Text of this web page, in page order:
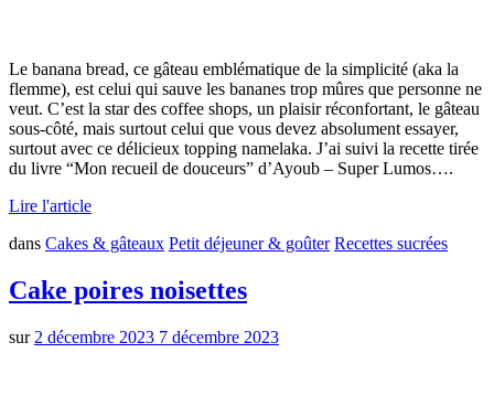
Le banana bread, ce gâteau emblématique de la simplicité (aka la
flemme), est celui qui sauve les bananes trop mûres que personne ne
veut. C’est la star des coffee shops, un plaisir réconfortant, le gâteau
sous-côté, mais surtout celui que vous devez absolument essayer,
surtout avec ce délicieux topping namelaka. J’ai suivi la recette tirée
du livre “Mon recueil de douceurs” d’Ayoub – Super Lumos….
Lire l'article
dans Cakes & gâteaux Petit déjeuner & goûter Recettes sucrées
Cake poires noisettes
sur 2 décembre 2023 7 décembre 2023